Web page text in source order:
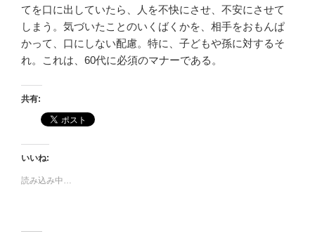
てを口に出していたら、人を不快にさせ、不安にさせて
しまう。気づいたことのいくばくかを、相手をおもんぱ
かって、口にしない配慮。特に、子どもや孫に対するそ
れ。これは、60代に必須のマナーである。
共有:
いいね:
読み込み中…